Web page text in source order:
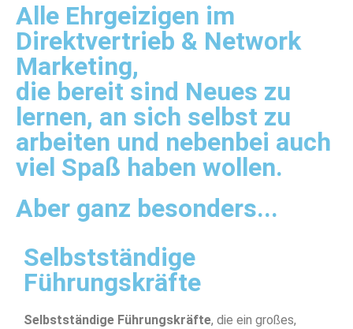
Alle Ehrgeizigen im
Direktvertrieb & Network
Marketing,
die bereit sind Neues zu
lernen, an sich selbst zu
arbeiten und nebenbei auch
viel Spaß haben wollen.
Aber ganz besonders...
Selbstständige
Führungskräfte
Selbstständige Führungskräfte, die ein großes,